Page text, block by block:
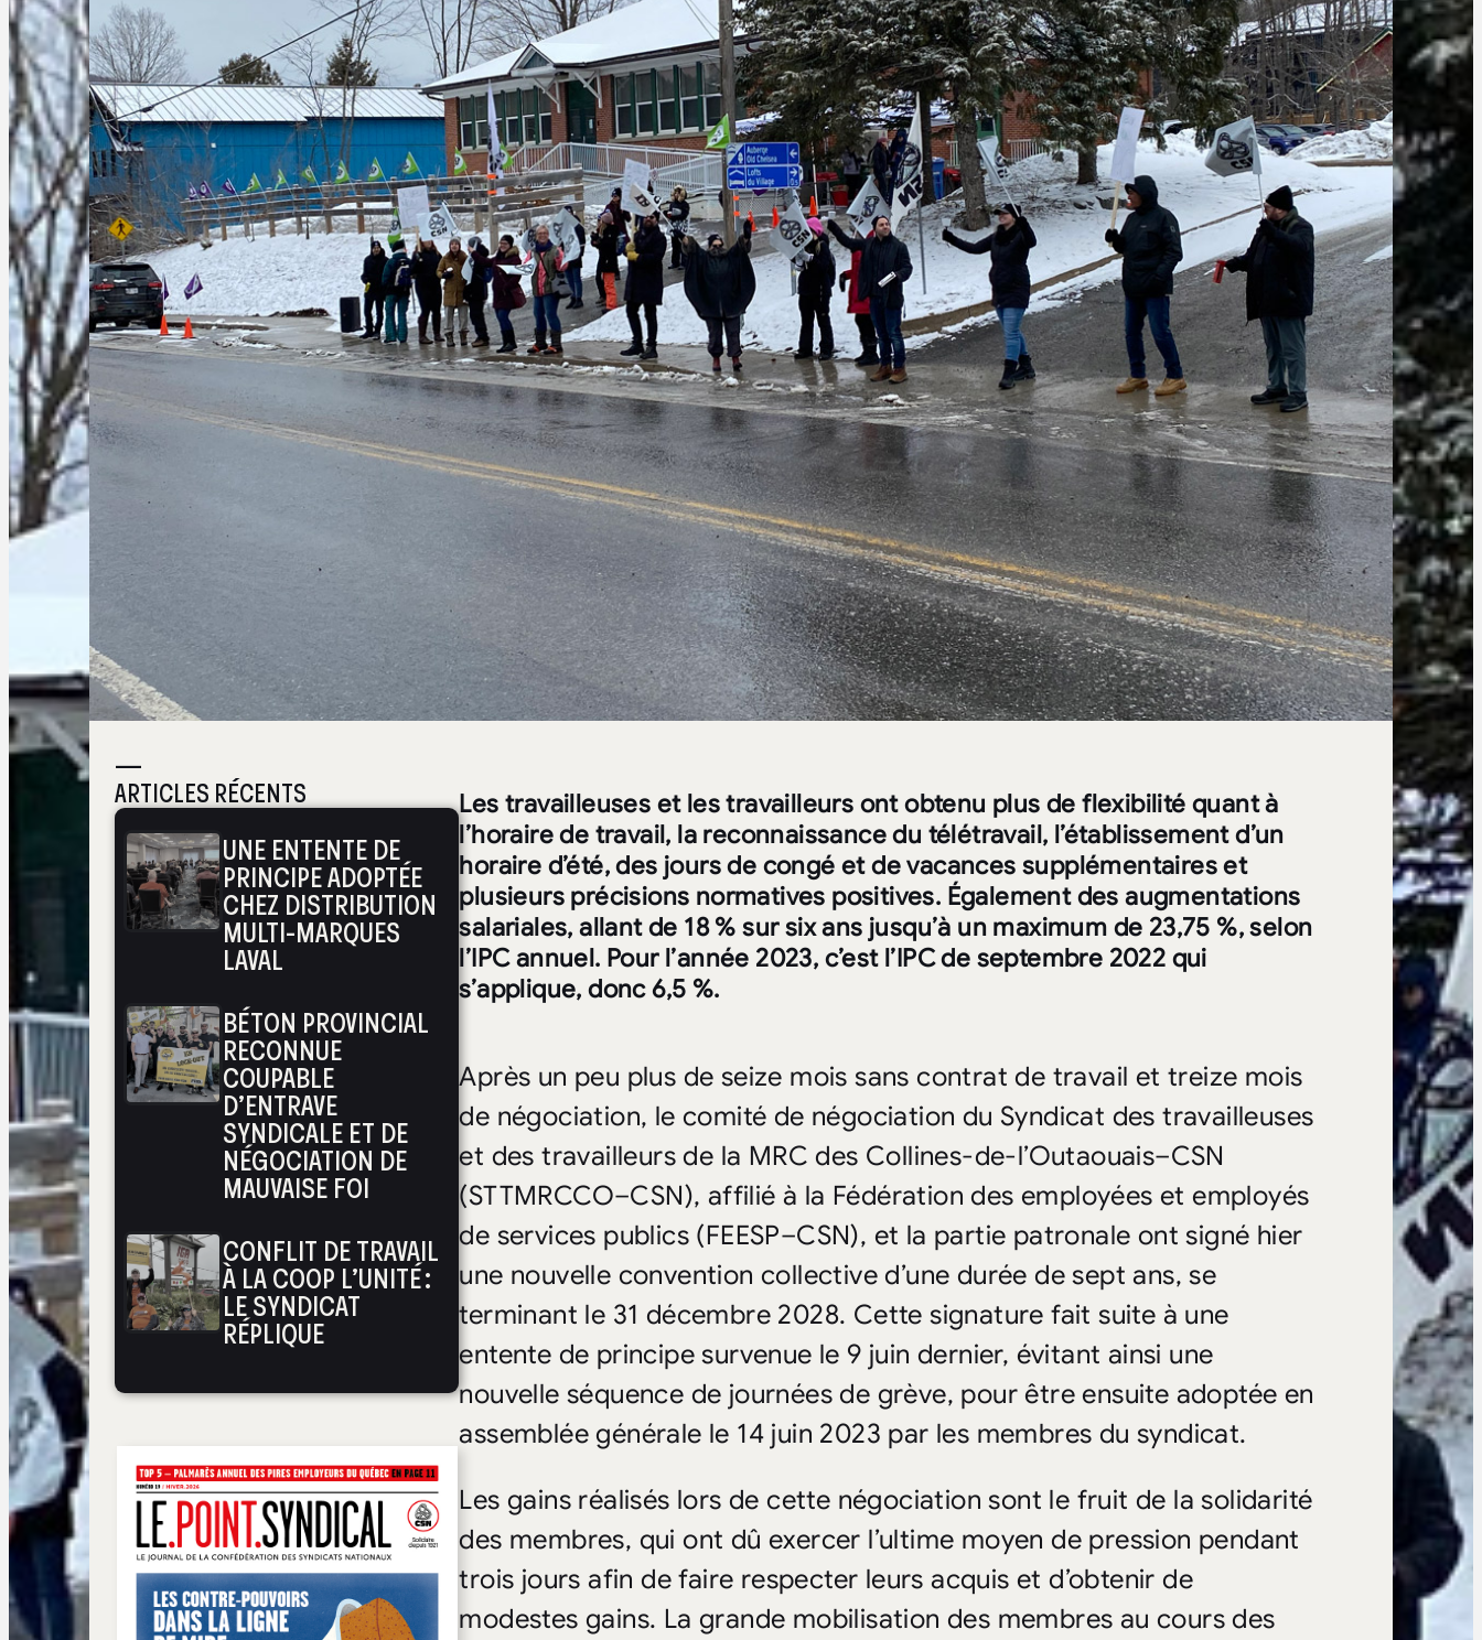
—
ARTICLES RÉCENTS
UNE ENTENTE DE
PRINCIPE ADOPTÉE
CHEZ DISTRIBUTION
MULTI-MARQUES
LAVAL
BÉTON PROVINCIAL
RECONNUE
COUPABLE
D’ENTRAVE
SYNDICALE ET DE
NÉGOCIATION DE
MAUVAISE FOI
CONFLIT DE TRAVAIL
À LA COOP L’UNITÉ :
LE SYNDICAT
RÉPLIQUE
Les travailleuses et les travailleurs ont obtenu plus de flexibilité quant à
l’horaire de travail, la reconnaissance du télétravail, l’établissement d’un
horaire d’été, des jours de congé et de vacances supplémentaires et
plusieurs précisions normatives positives. Également des augmentations
salariales, allant de 18 % sur six ans jusqu’à un maximum de 23,75 %, selon
l’IPC annuel. Pour l’année 2023, c’est l’IPC de septembre 2022 qui
s’applique, donc 6,5 %.
Après un peu plus de seize mois sans contrat de travail et treize mois
de négociation, le comité de négociation du Syndicat des travailleuses
et des travailleurs de la MRC des Collines-de-l’Outaouais–CSN
(STTMRCCO–CSN), affilié à la Fédération des employées et employés
de services publics (FEESP–CSN), et la partie patronale ont signé hier
une nouvelle convention collective d’une durée de sept ans, se
terminant le 31 décembre 2028. Cette signature fait suite à une
entente de principe survenue le 9 juin dernier, évitant ainsi une
nouvelle séquence de journées de grève, pour être ensuite adoptée en
assemblée générale le 14 juin 2023 par les membres du syndicat.
Les gains réalisés lors de cette négociation sont le fruit de la solidarité
des membres, qui ont dû exercer l’ultime moyen de pression pendant
trois jours afin de faire respecter leurs acquis et d’obtenir de
modestes gains. La grande mobilisation des membres au cours des